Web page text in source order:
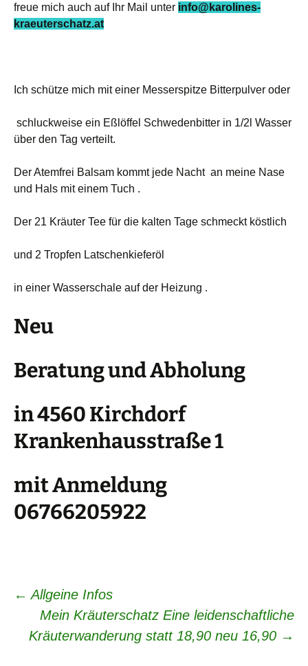
freue mich auch auf Ihr Mail unter info@karolines-
kraeuterschatz.at
Ich schütze mich mit einer Messerspitze Bitterpulver oder
schluckweise ein Eßlöffel Schwedenbitter in 1/2l Wasser
über den Tag verteilt.
Der Atemfrei Balsam kommt jede Nacht an meine Nase
und Hals mit einem Tuch .
Der 21 Kräuter Tee für die kalten Tage schmeckt köstlich
und 2 Tropfen Latschenkieferöl
in einer Wasserschale auf der Heizung .
Neu
Beratung und Abholung
in 4560 Kirchdorf
Krankenhausstraße 1
mit Anmeldung
06766205922
Beitrags-
Navigation
← Allgeine Infos
Mein Kräuterschatz Eine leidenschaftliche
Kräuterwanderung statt 18,90 neu 16,90 →